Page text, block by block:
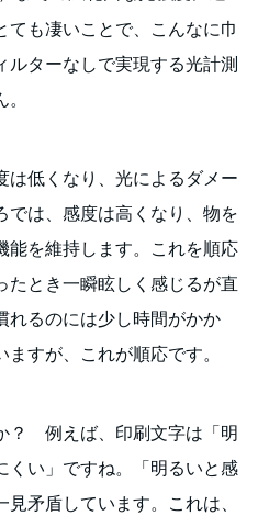
ても凄いことで、こんなに巾
ルターなしで実現する光計測
は低くなり、光によるダメー
では、感度は高くなり、物を
能を維持します。これを順応
たとき一瞬眩しく感じるが直
れるのには少し時間がかか
すが、これが順応です。
？ 例えば、印刷文字は「明
くい」ですね。「明るいと感
矛盾しています。これは、